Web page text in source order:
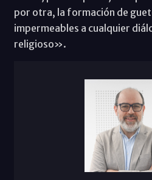
por otra, la formación de
impermeables a cualquier
religioso».